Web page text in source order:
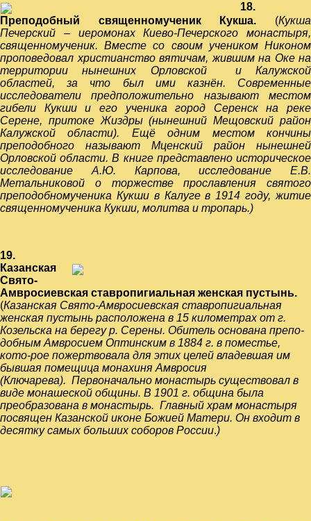
18.
Преподобный священномученик Кукша. (Кукша
Печерский – иеромонах Киево-Печерского монастыря,
священномученик. Вместе со своим учеником Никоном
проповедовал христианство вятичам, жившим на Оке на
территориинынешних Орловской и Калужской
областей, за что был ими казнён. Современные
исследователи предположительно называют местом
гибели Кукши и его ученика город Серенск на реке
Серене, притоке Жиздры (нынешний Мещовский район
Калужской области). Ещё одним местом кончины
преподобного называют Мценский район нынешней
Орловской области.В книге представлено историческое
исследование А.Ю. Карпова, исследование Е.В.
Метальниковой о торжестве прославления святого
преподобномученика Кукши в Калуге в 1914 году, житие
священномученика Кукши, молитва и тропарь.)
19.
Казанская
Свято-
Амвросиевская ставропигиальная женская пустынь.
(Казанская Свято-Амвросиевская ставропигиальная
женская пустынь расположена в 15 километрах от г.
Козельска на берегу р. Серены. Обитель основана препо-
добным Амвросием Оптинским в 1884 г. в поместье,
кото-рое пожертвовала для этих целей владевшая им
бывшая помещица монахиня Амвросия
(Ключарева). Первоначально монастырь существовал в
виде монашеской общины. В 1901 г. община была
преобразована в монастырь. Главный храм монастыря
посвящен Казанской иконе Божией Матери. Он входит в
десятку самых больших соборов России.)